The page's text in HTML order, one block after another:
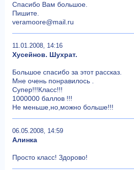
Спасибо Вам большое.
Пишите.
veramoore@mail.ru
11.01.2008, 14:16
Хусейнов. Шухрат.
Большое спасибо за этот рассказ.
Мне очень понравилось .
Супер!!!Класс!!!
1000000 баллов !!!
Не меньше,но,можно больше!!!
06.05.2008, 14:59
Алинка
Просто класс! Здорово!